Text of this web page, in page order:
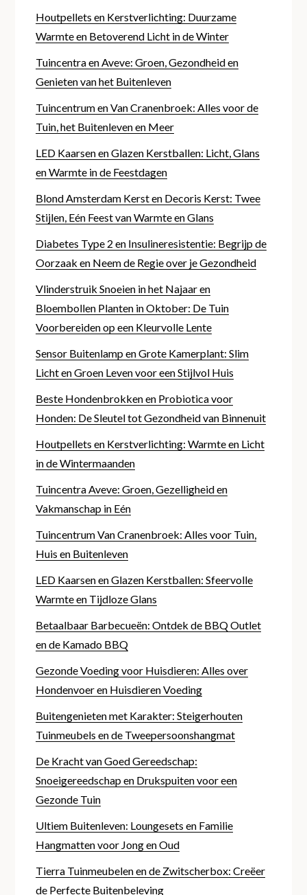
Houtpellets en Kerstverlichting: Duurzame
Warmte en Betoverend Licht in de Winter
Tuincentra en Aveve: Groen, Gezondheid en
Genieten van het Buitenleven
Tuincentrum en Van Cranenbroek: Alles voor de
Tuin, het Buitenleven en Meer
LED Kaarsen en Glazen Kerstballen: Licht, Glans
en Warmte in de Feestdagen
Blond Amsterdam Kerst en Decoris Kerst: Twee
Stijlen, Eén Feest van Warmte en Glans
Diabetes Type 2 en Insulineresistentie: Begrijp de
Oorzaak en Neem de Regie over je Gezondheid
Vlinderstruik Snoeien in het Najaar en
Bloembollen Planten in Oktober: De Tuin
Voorbereiden op een Kleurvolle Lente
Sensor Buitenlamp en Grote Kamerplant: Slim
Licht en Groen Leven voor een Stijlvol Huis
Beste Hondenbrokken en Probiotica voor
Honden: De Sleutel tot Gezondheid van Binnenuit
Houtpellets en Kerstverlichting: Warmte en Licht
in de Wintermaanden
Tuincentra Aveve: Groen, Gezelligheid en
Vakmanschap in Eén
Tuincentrum Van Cranenbroek: Alles voor Tuin,
Huis en Buitenleven
LED Kaarsen en Glazen Kerstballen: Sfeervolle
Warmte en Tijdloze Glans
Betaalbaar Barbecueën: Ontdek de BBQ Outlet
en de Kamado BBQ
Gezonde Voeding voor Huisdieren: Alles over
Hondenvoer en Huisdieren Voeding
Buitengenieten met Karakter: Steigerhouten
Tuinmeubels en de Tweepersoonshangmat
De Kracht van Goed Gereedschap:
Snoeigereedschap en Drukspuiten voor een
Gezonde Tuin
Ultiem Buitenleven: Loungesets en Familie
Hangmatten voor Jong en Oud
Tierra Tuinmeubelen en de Zwitscherbox: Creëer
de Perfecte Buitenbeleving